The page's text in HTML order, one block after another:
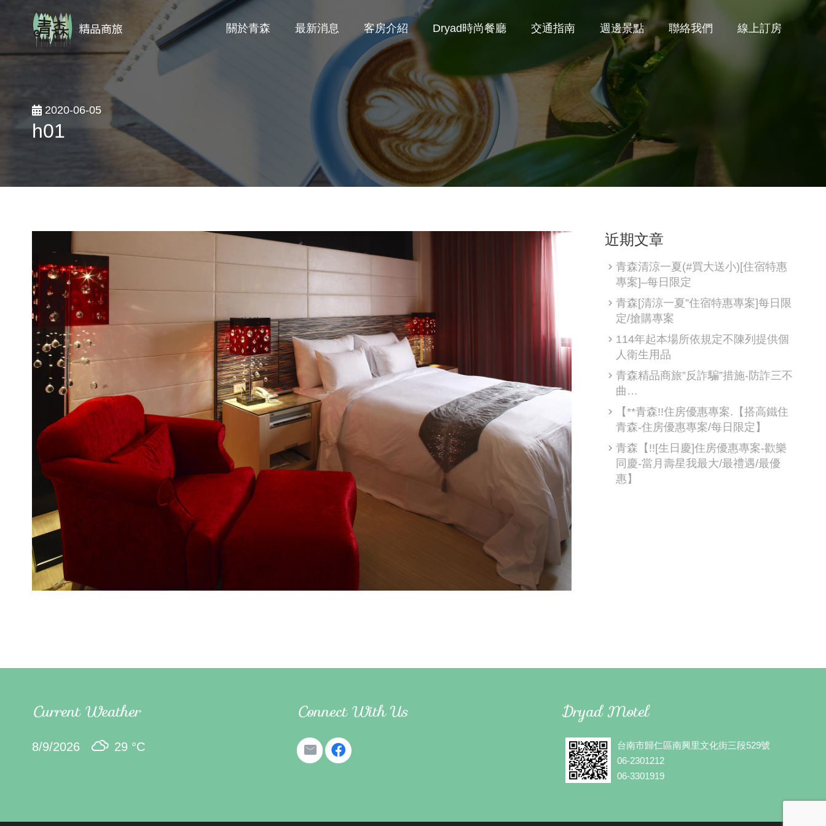
精品商旅 關於青森 最新消息 客房介紹 Dryad時尚餐廳 交通指南 週邊景點 聯絡我們 線上訂房
2020-06-05
h01
近期文章
青森清涼一夏(#買大送小)[住宿特惠
專案]–每日限定
青森[清涼一夏”住宿特惠專案]每日限
定/搶購專案
114年起本場所依規定不陳列提供個
人衛生用品
青森精品商旅”反詐騙”措施-防詐三不
曲…
【**青森!!住房優惠專案.【搭高鐵住
青森-住房優惠專案/每日限定】
青森【!![生日慶]住房優惠專案-歡樂
同慶-當月壽星我最大/最禮遇/最優
惠】
Current Weather
8/9/2026 29 °C
Connect With Us Dryad Motel
台南市歸仁區南興里文化街三段529號
06-2301212
06-3301919